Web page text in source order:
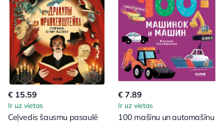
€ 15.59
Ir uz vietas
Ceļvedis šausmu pasaulē
€ 7.89
Ir uz vietas
100 mašīnu un automašīnu